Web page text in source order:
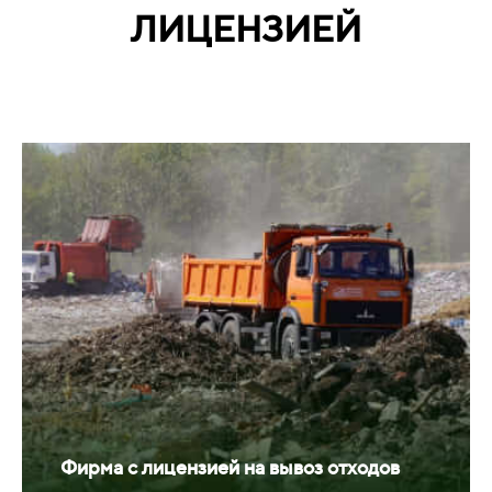
ЛИЦЕНЗИЕЙ
Фирма с лицензией на вывоз отходов